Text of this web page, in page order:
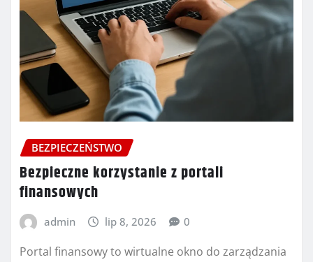
BEZPIECZEŃSTWO
Bezpieczne korzystanie z portali
finansowych
admin lip 8, 2026 0
Portal finansowy to wirtualne okno do zarządzania